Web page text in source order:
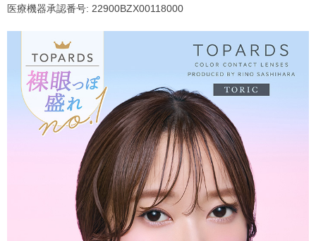
医療機器承認番号: 22900BZX00118000